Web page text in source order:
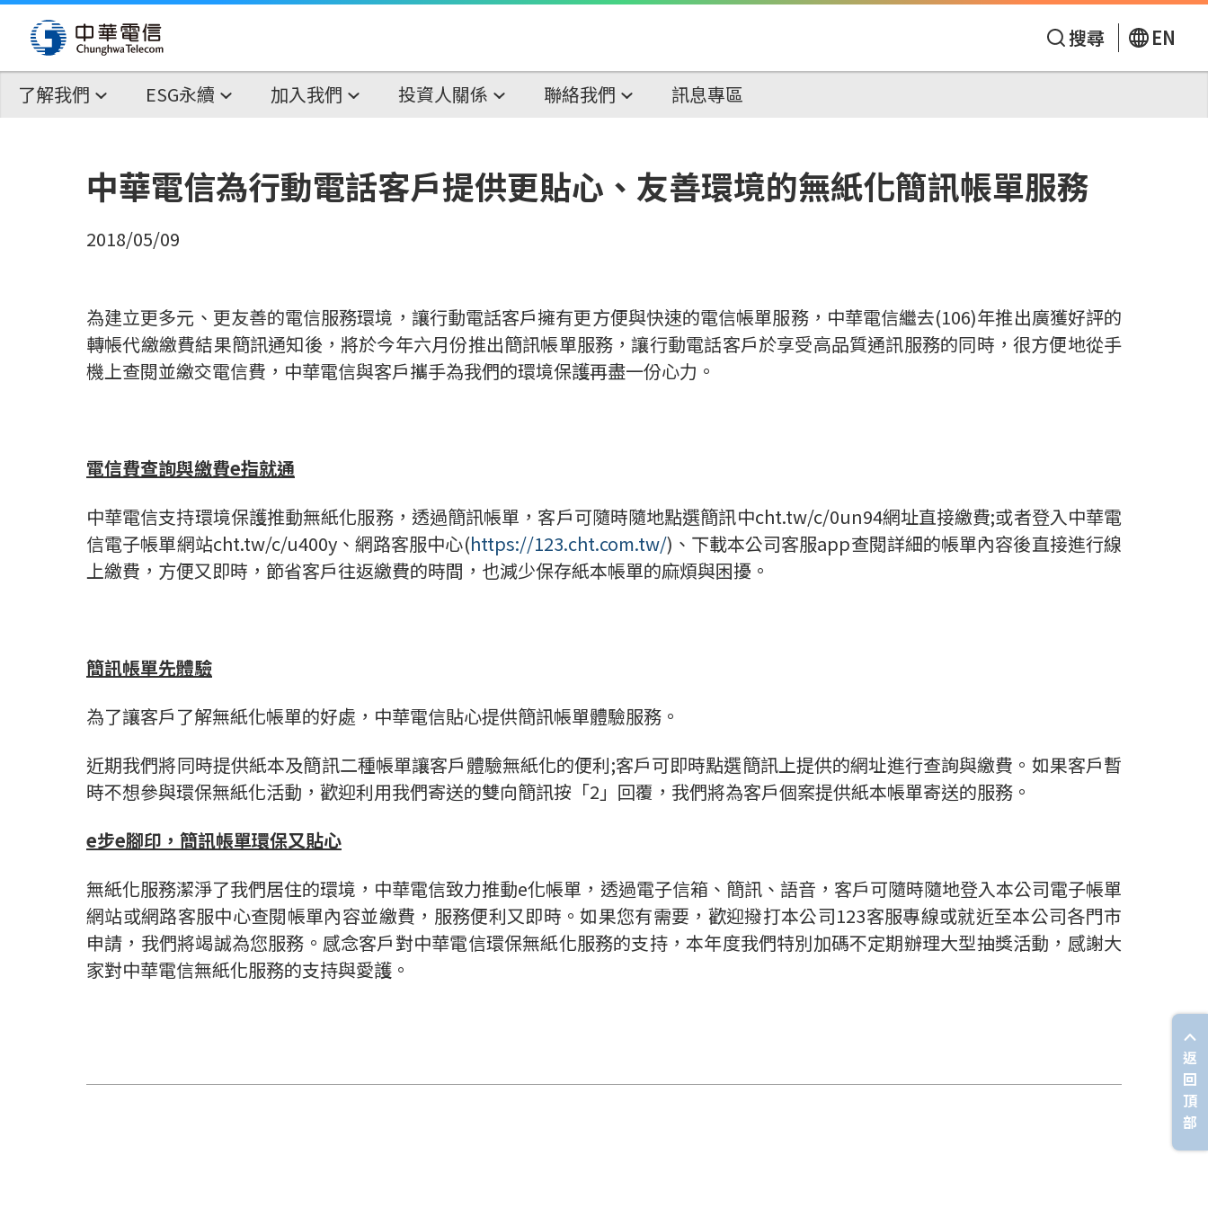
搜尋 EN
了解我們 ESG永續 加入我們 投資人關係 聯絡我們 訊息專區
中華電信為行動電話客戶提供更貼心、友善環境的無紙化簡訊帳單服務
2018/05/09
為建立更多元、更友善的電信服務環境，讓行動電話客戶擁有更方便與快速的電信帳單服務，中華電信繼去(106)年推出廣獲好評的
轉帳代繳繳費結果簡訊通知後，將於今年六月份推出簡訊帳單服務，讓行動電話客戶於享受高品質通訊服務的同時，很方便地從手
機上查閱並繳交電信費，中華電信與客戶攜手為我們的環境保護再盡一份心力。
電信費查詢與繳費e指就通
中華電信支持環境保護推動無紙化服務，透過簡訊帳單，客戶可隨時隨地點選簡訊中cht.tw/c/0un94網址直接繳費;或者登入中華電
信電子帳單網站cht.tw/c/u400y、網路客服中心(https://123.cht.com.tw/)、下載本公司客服app查閱詳細的帳單內容後直接進行線
上繳費，方便又即時，節省客戶往返繳費的時間，也減少保存紙本帳單的麻煩與困擾。
簡訊帳單先體驗
為了讓客戶了解無紙化帳單的好處，中華電信貼心提供簡訊帳單體驗服務。
近期我們將同時提供紙本及簡訊二種帳單讓客戶體驗無紙化的便利;客戶可即時點選簡訊上提供的網址進行查詢與繳費。如果客戶暫
時不想參與環保無紙化活動，歡迎利用我們寄送的雙向簡訊按「2」回覆，我們將為客戶個案提供紙本帳單寄送的服務。
e步e腳印，簡訊帳單環保又貼心
無紙化服務潔淨了我們居住的環境，中華電信致力推動e化帳單，透過電子信箱、簡訊、語音，客戶可隨時隨地登入本公司電子帳單
網站或網路客服中心查閱帳單內容並繳費，服務便利又即時。如果您有需要，歡迎撥打本公司123客服專線或就近至本公司各門市
申請，我們將竭誠為您服務。感念客戶對中華電信環保無紙化服務的支持，本年度我們特別加碼不定期辦理大型抽獎活動，感謝大
家對中華電信無紙化服務的支持與愛護。
返
回
頂
部